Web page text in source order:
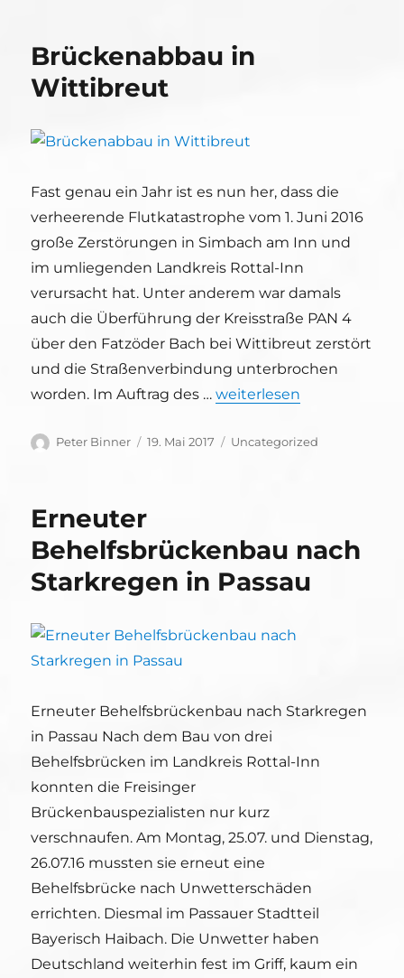
Brückenabbau in
Wittibreut
Fast genau ein Jahr ist es nun her, dass die
verheerende Flutkatastrophe vom 1. Juni 2016
große Zerstörungen in Simbach am Inn und
im umliegenden Landkreis Rottal-Inn
verursacht hat. Unter anderem war damals
auch die Überführung der Kreisstraße PAN 4
über den Fatzöder Bach bei Wittibreut zerstört
und die Straßenverbindung unterbrochen
worden. Im Auftrag des …„Brückenabbau in
weiterlesen
Autor
Peter Binner
Veröffentlicht
19. Mai 2017 Kategorien
Uncategorized
Erneuter
Behelfsbrückenbau nach
Starkregen in Passau
Erneuter Behelfsbrückenbau nach Starkregen
in Passau Nach dem Bau von drei
Behelfsbrücken im Landkreis Rottal-Inn
konnten die Freisinger
Brückenbauspezialisten nur kurz
verschnaufen. Am Montag, 25.07. und Dienstag,
26.07.16 mussten sie erneut eine
Behelfsbrücke nach Unwetterschäden
errichten. Diesmal im Passauer Stadtteil
Bayerisch Haibach. Die Unwetter haben
Deutschland weiterhin fest im Griff, kaum ein